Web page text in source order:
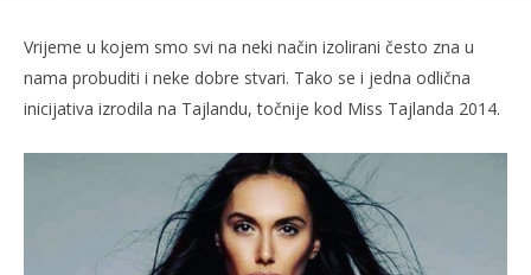
Vrijeme u kojem smo svi na neki način izolirani često zna u
nama probuditi i neke dobre stvari. Tako se i jedna odlična
inicijativa izrodila na Tajlandu, točnije kod Miss Tajlanda 2014.